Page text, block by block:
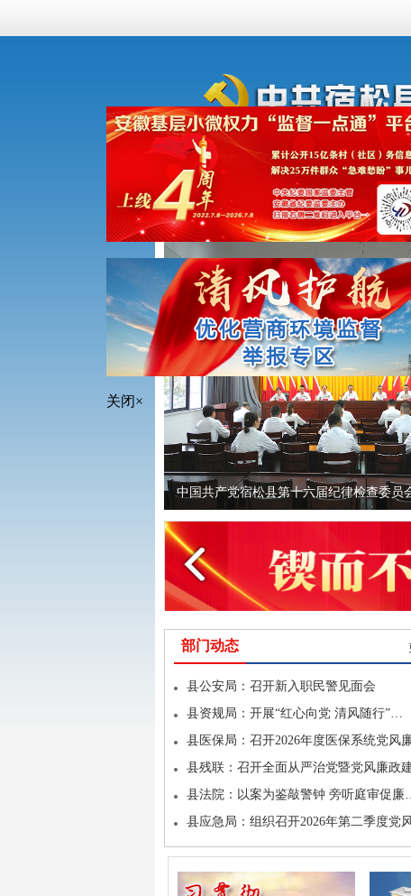
首页 信息公开
中国共产党宿松县第十六届纪律检查委
部门动态
县公安局：召开新入职民警见面会
县资规局：开展“红心向党 清风随行”…
县医保局：召开2026年度医保系统党风
县残联：召开全面从严治党暨党风廉政
县法院：以案为鉴敲警钟 旁听庭审促
县应急局：组织召开2026年第二季度党